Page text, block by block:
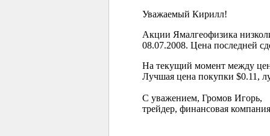
Уважаемый Кирилл!
Акции Ямалгеофизика
08.07.2008. Цена последней
На текущий момент между
Лучшая цена покупки $0.11,
С уважением, Громов Игорь,
трейдер, финансовая